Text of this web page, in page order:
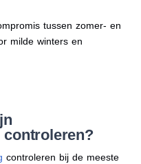
tussen zomer- en
milde winters en
controleren?
controleren bij de meeste